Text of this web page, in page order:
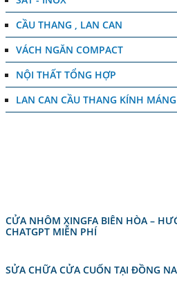
CẦU THANG , LAN CAN
VÁCH NGĂN COMPACT
NỘI THẤT TỔNG HỢP
LAN CAN CẦU THANG KÍNH
CỬA NHÔM XINGFA BIÊN HÒA –
CHATGPT MIỄN PHÍ
SỬA CHỮA CỬA CUỐN TẠI ĐỒNG